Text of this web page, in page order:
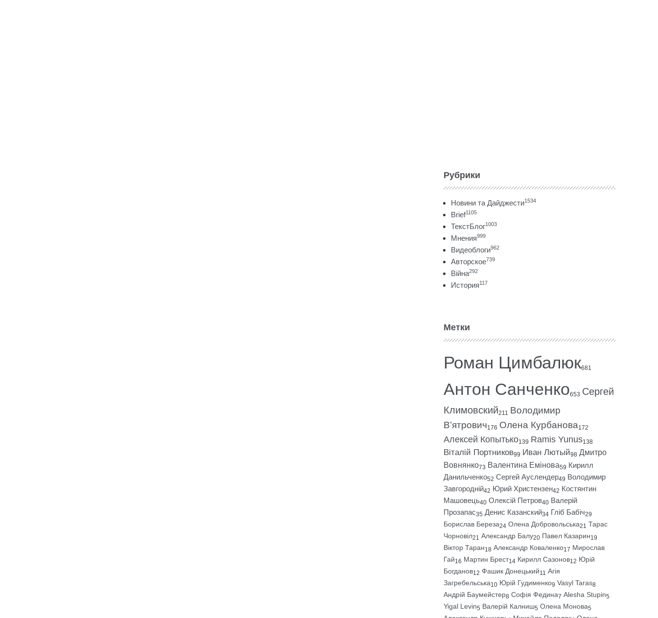
Рубрики
Новини та Дайджести1534
Brief1105
ТекстБлог1003
Мнения999
Видеоблоги962
Авторское739
Війна292
История117
Метки
Роман Цимбалюк681
Антон Санченко653 Сергей
Климовский211 Володимир
В’ятрович176 Олена Курбанова172
Алексей Копытько139 Ramis Yunus138
Віталій Портников99 Иван Лютый98 Дмитро
Вовнянко73 Валентина Емінова59 Кирилл
Данильченко52 Сергей Ауслендер49 Володимир
Завгородній42 Юрий Христензен42 Костянтин
Машовець40 Олексій Петров40 Валерій
Прозапас35 Денис Казанский34 Гліб Бабіч29
Борислав Береза24 Олена Добровольська21 Тарас
Чорновіл21 Александр Балу20 Павел Казарин19
Віктор Таран18 Александр Коваленко17 Мирослав
Гай16 Мартин Брест14 Кирилл Сазонов12 Юрій
Богданов12 Фашик Донецький11 Агія
Загребельська10 Юрій Гудименко9 Vasyl Taras8
Андрій Баумейстер8 Софія Федина7 Alesha Stupin5
Yigal Levin5 Валерій Калниш5 Олена Монова5